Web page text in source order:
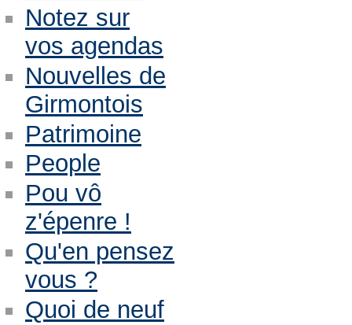
Notez sur
vos agendas
Nouvelles de
Girmontois
Patrimoine
People
Pou vô
z'épenre !
Qu'en pensez
vous ?
Quoi de neuf